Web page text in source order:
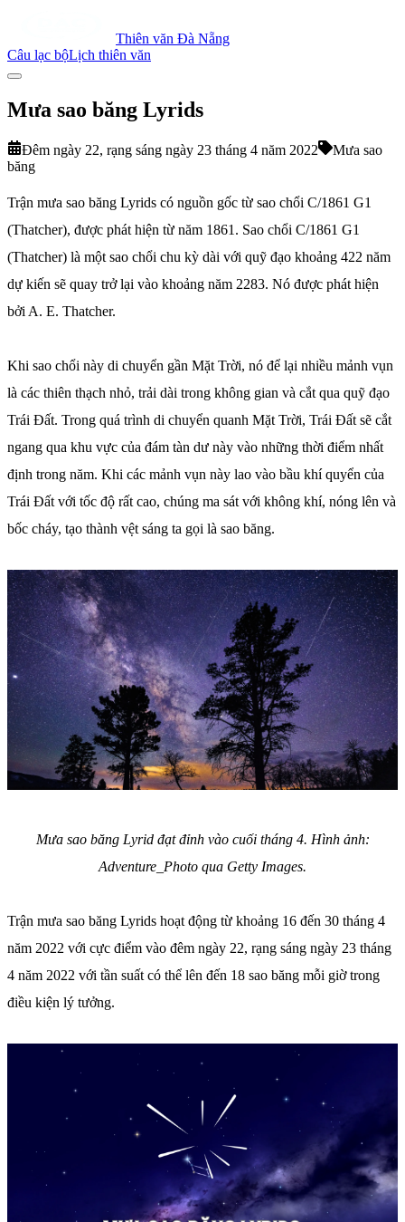
Thiên văn Đà Nẵng
Câu lạc bộLịch thiên văn
Mưa sao băng Lyrids
Đêm ngày 22, rạng sáng ngày 23 tháng 4 năm 2022
Mưa sao
băng
Trận mưa sao băng Lyrids có nguồn gốc từ sao chổi C/1861 G1
(Thatcher), được phát hiện từ năm 1861. Sao chổi C/1861 G1
(Thatcher) là một sao chổi chu kỳ dài với quỹ đạo khoảng 422 năm
dự kiến sẽ quay trở lại vào khoảng năm 2283. Nó được phát hiện
bởi A. E. Thatcher.
Khi sao chổi này di chuyển gần Mặt Trời, nó để lại nhiều mảnh vụn
là các thiên thạch nhỏ, trải dài trong không gian và cắt qua quỹ đạo
Trái Đất. Trong quá trình di chuyển quanh Mặt Trời, Trái Đất sẽ cắt
ngang qua khu vực của đám tàn dư này vào những thời điểm nhất
định trong năm. Khi các mảnh vụn này lao vào bầu khí quyển của
Trái Đất với tốc độ rất cao, chúng ma sát với không khí, nóng lên và
bốc cháy, tạo thành vệt sáng ta gọi là sao băng.
Mưa sao băng Lyrid đạt đỉnh vào cuối tháng 4. Hình ảnh:
Adventure_Photo qua Getty Images.
Trận mưa sao băng Lyrids hoạt động từ khoảng 16 đến 30 tháng 4
năm 2022 với cực điểm vào đêm ngày 22, rạng sáng ngày 23 tháng
4 năm 2022 với tần suất có thể lên đến 18 sao băng mỗi giờ trong
điều kiện lý tưởng.